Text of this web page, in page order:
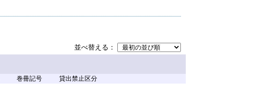
並べ替える
巻冊記号 貸出禁止区分